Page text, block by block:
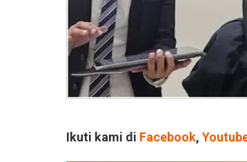
Ikuti kami di Facebook,